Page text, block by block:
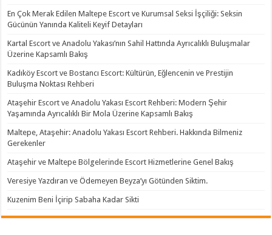
En Çok Merak Edilen Maltepe Escort ve Kurumsal Seksi İşçiliği: Seksin
Gücünün Yanında Kaliteli Keyif Detayları
Kartal Escort ve Anadolu Yakası’nın Sahil Hattında Ayrıcalıklı Buluşmalar
Üzerine Kapsamlı Bakış
Kadıköy Escort ve Bostancı Escort: Kültürün, Eğlencenin ve Prestijin
Buluşma Noktası Rehberi
Ataşehir Escort ve Anadolu Yakası Escort Rehberi: Modern Şehir
Yaşamında Ayrıcalıklı Bir Mola Üzerine Kapsamlı Bakış
Maltepe, Ataşehir: Anadolu Yakası Escort Rehberi. Hakkında Bilmeniz
Gerekenler
Ataşehir ve Maltepe Bölgelerinde Escort Hizmetlerine Genel Bakış
Veresiye Yazdıran ve Ödemeyen Beyza’yı Götünden Siktim.
Kuzenim Beni İçirip Sabaha Kadar Sikti